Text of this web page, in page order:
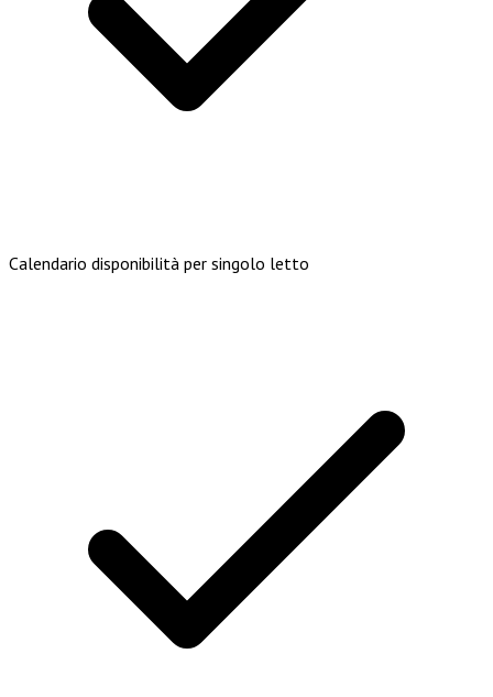
Calendario disponibilità per singolo letto